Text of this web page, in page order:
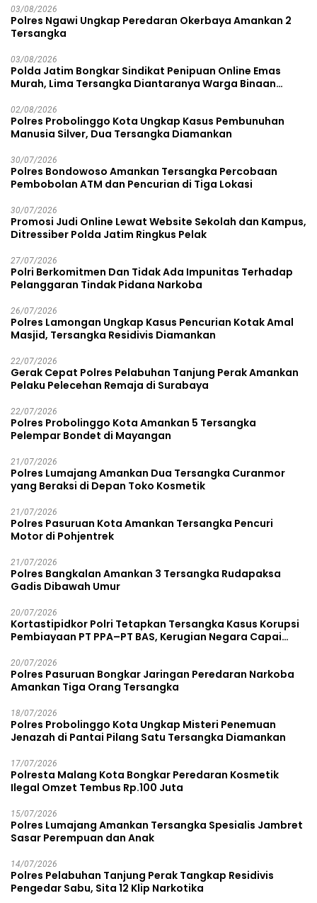
03/08/2026
Polres Ngawi Ungkap Peredaran Okerbaya Amankan 2
Tersangka
03/08/2026
Polda Jatim Bongkar Sindikat Penipuan Online Emas
Murah, Lima Tersangka Diantaranya Warga Binaan
02/08/2026
Polres Probolinggo Kota Ungkap Kasus Pembunuhan
Manusia Silver, Dua Tersangka Diamankan
30/07/2026
Polres Bondowoso Amankan Tersangka Percobaan
Pembobolan ATM dan Pencurian di Tiga Lokasi
30/07/2026
Promosi Judi Online Lewat Website Sekolah dan Kampus,
Ditressiber Polda Jatim Ringkus Pelak
27/07/2026
Polri Berkomitmen Dan Tidak Ada Impunitas Terhadap
Pelanggaran Tindak Pidana Narkoba
26/07/2026
Polres Lamongan Ungkap Kasus Pencurian Kotak Amal
Masjid, Tersangka Residivis Diamankan
22/07/2026
Gerak Cepat Polres Pelabuhan Tanjung Perak Amankan
Pelaku Pelecehan Remaja di Surabaya
22/07/2026
Polres Probolinggo Kota Amankan 5 Tersangka
Pelempar Bondet di Mayangan
21/07/2026
Polres Lumajang Amankan Dua Tersangka Curanmor
yang Beraksi di Depan Toko Kosmetik
21/07/2026
Polres Pasuruan Kota Amankan Tersangka Pencuri
Motor di Pohjentrek
21/07/2026
Polres Bangkalan Amankan 3 Tersangka Rudapaksa
Gadis Dibawah Umur
20/07/2026
Kortastipidkor Polri Tetapkan Tersangka Kasus Korupsi
Pembiayaan PT PPA–PT BAS, Kerugian Negara Capai
20/07/2026
Polres Pasuruan Bongkar Jaringan Peredaran Narkoba
Amankan Tiga Orang Tersangka
18/07/2026
Polres Probolinggo Kota Ungkap Misteri Penemuan
Jenazah di Pantai Pilang Satu Tersangka Diamankan
17/07/2026
Polresta Malang Kota Bongkar Peredaran Kosmetik
Ilegal Omzet Tembus Rp.100 Juta
15/07/2026
Polres Lumajang Amankan Tersangka Spesialis Jambret
Sasar Perempuan dan Anak
14/07/2026
Polres Pelabuhan Tanjung Perak Tangkap Residivis
Pengedar Sabu, Sita 12 Klip Narkotika